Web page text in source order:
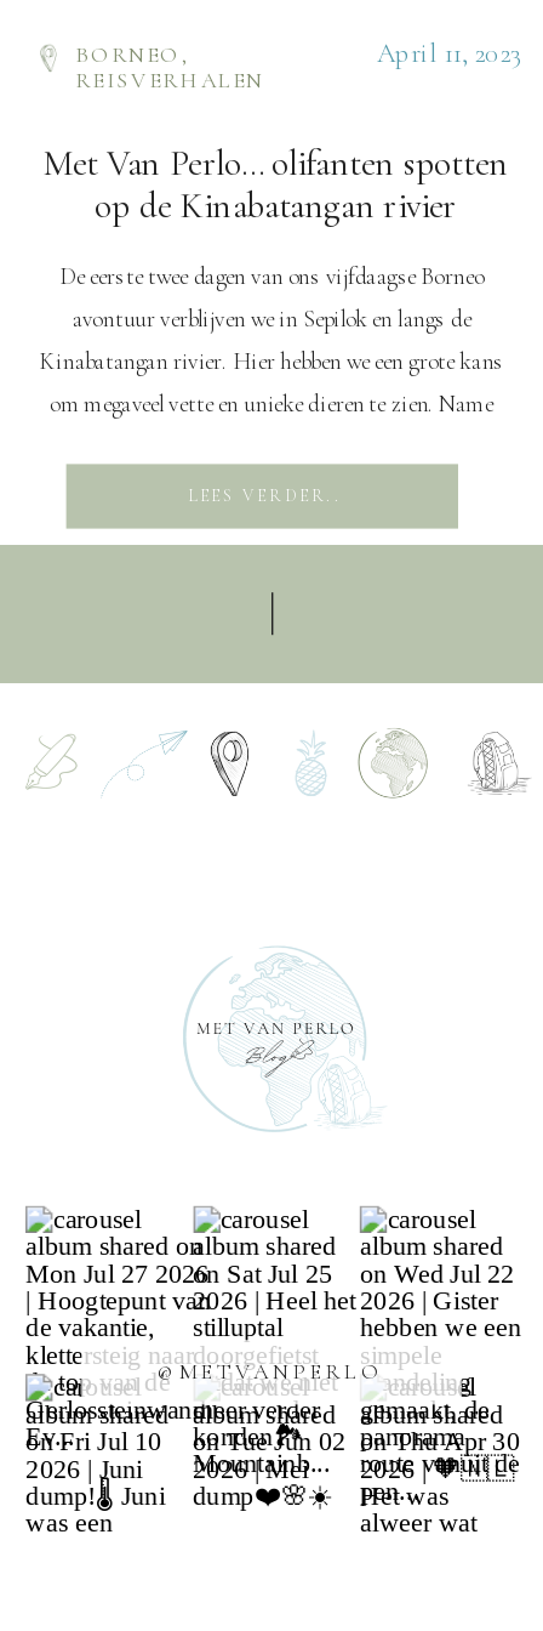
Met Van Perlo… olifanten spotten
op de Kinabatangan rivier
De eerste twee dagen van ons vijfdaagse Borneo
avontuur verblijven we in Sepilok en langs de
Kinabatangan rivier. Hier hebben we een grote kans
om megaveel vette en unieke dieren te zien. Name
komen moeten we drie vluchten nemen. De eerste is
naar Denpasar, waar we […]
LEES VERDER..
BORNEO ,
REISVERHALEN
April 11, 2023
@METVANPERLO